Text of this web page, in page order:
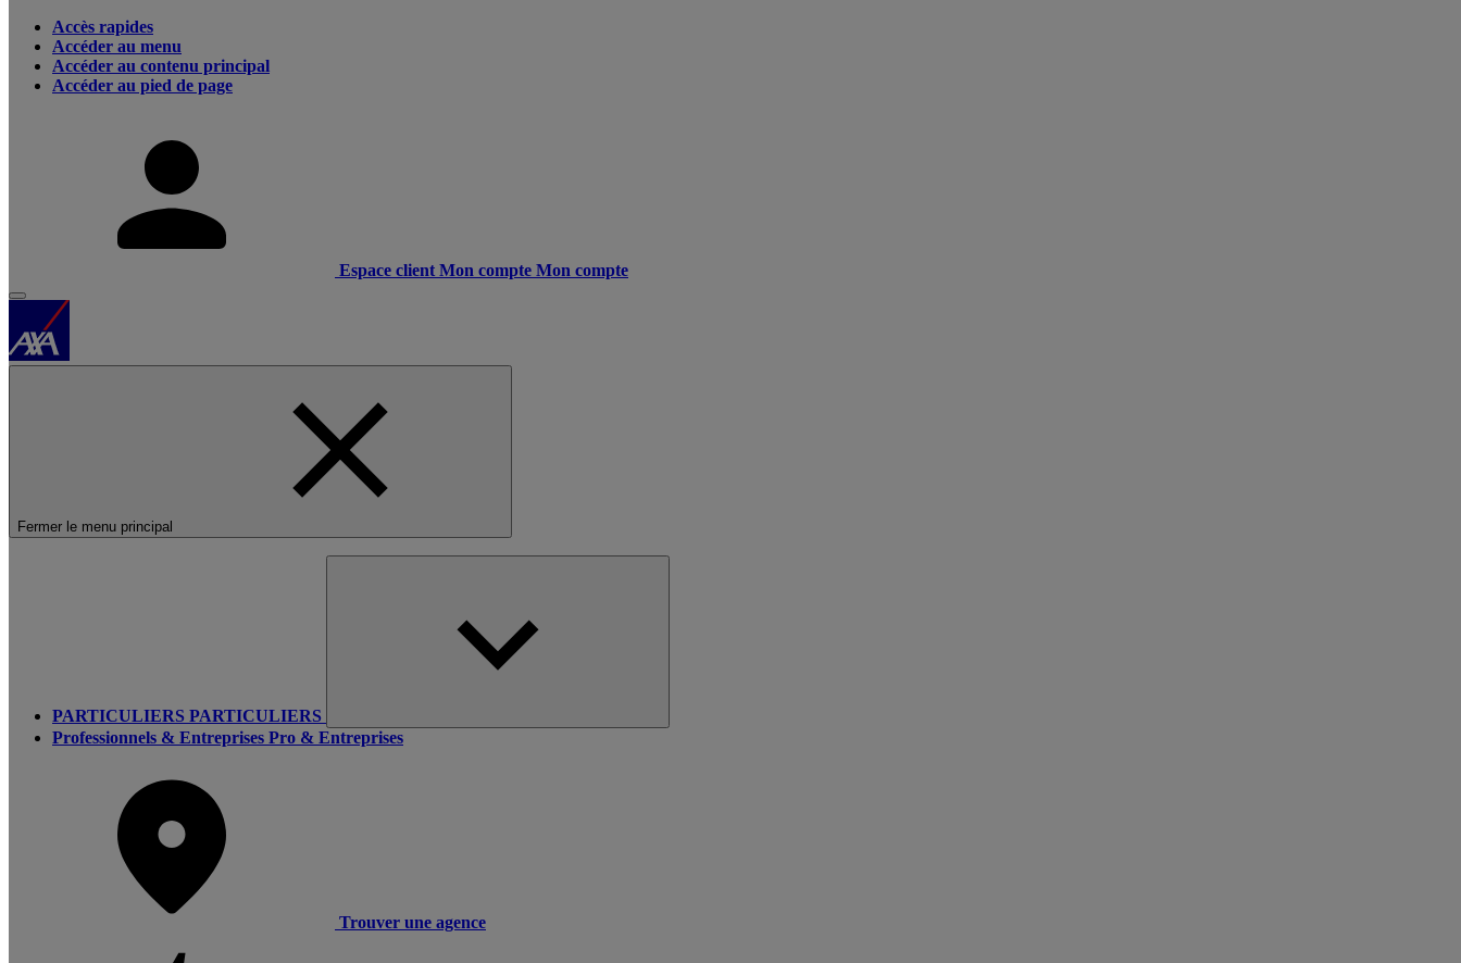
Accès rapides
Accéder au menu
Accéder au contenu principal
Accéder au pied de page
Espace client Mon compte Mon compte
Fermer le menu principal
PARTICULIERS PARTICULIERS
Professionnels & Entreprises Pro & Entreprises
Trouver une agence